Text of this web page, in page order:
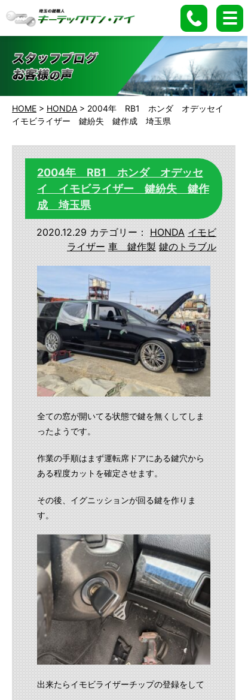
HOME > HONDA > 2004年 RB1 ホンダ オデッセイ
イモビライザー 鍵紛失 鍵作成 埼玉県
2004年 RB1 ホンダ オデッセ
イ イモビライザー 鍵紛失 鍵作
成 埼玉県
2020.12.29 カテゴリー： HONDA イモビ
ライザー 車 鍵作製 鍵のトラブル
全ての窓が開いてる状態で鍵を無くしてしま
ったようです。
作業の手順はまず運転席ドアにある鍵穴から
ある程度カットを確定させます。
その後、イグニッションが回る鍵を作りま
す。
出来たらイモビライザーチップの登録をして